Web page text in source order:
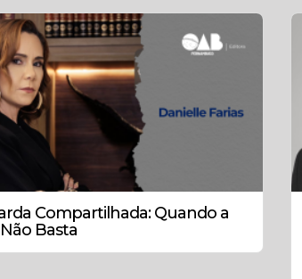
Compartilhada: Quando a
Basta